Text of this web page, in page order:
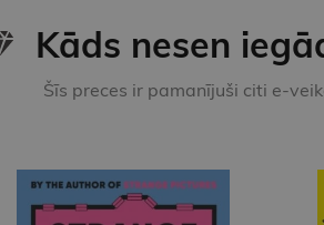
Kāds nesen
Šīs preces ir pamanījuši citi e-